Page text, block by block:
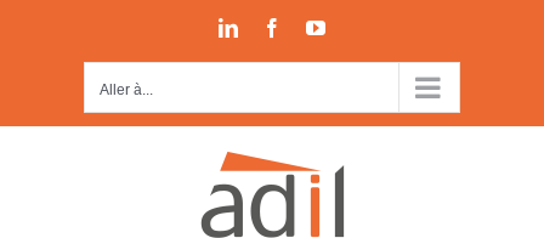
LinkedInFacebookYouTube
Aller à...